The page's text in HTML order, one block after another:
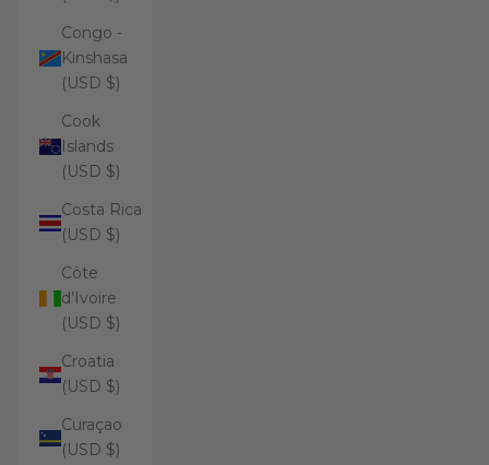
Congo -
Kinshasa
(USD $)
Cook
Islands
(USD $)
Costa Rica
(USD $)
Côte
d’Ivoire
(USD $)
Croatia
(USD $)
Curaçao
(USD $)